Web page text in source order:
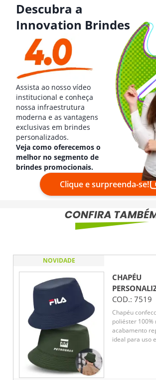
Descubra a
Innovation Brindes
Assista ao nosso vídeo
institucional e conheça
nossa infraestrutura
moderna e as vantagens
exclusivas em brindes
personalizados.
Veja como oferecemos o
melhor no segmento de
brindes promocionais.
Clique e surpreenda-se!
NOVIDADE
CHAPÉU
COD.: 7519
Chapéu
poliéster 100%
acabamento
ideal para uso
proteção no
ou sol.